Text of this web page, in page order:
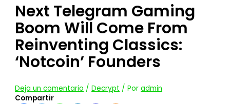
Next Telegram Gaming
Boom Will Come From
Reinventing Classics:
‘Notcoin’ Founders
Deja un comentario /Decrypt / Poradmin
Compartir